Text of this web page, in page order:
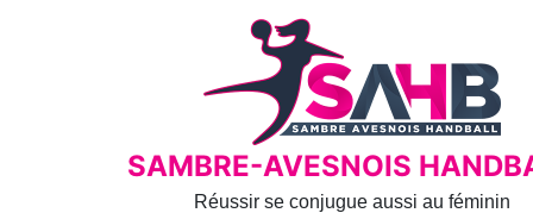
SAMBRE-AVESNOIS
Réussir se conjugue aussi au féminin